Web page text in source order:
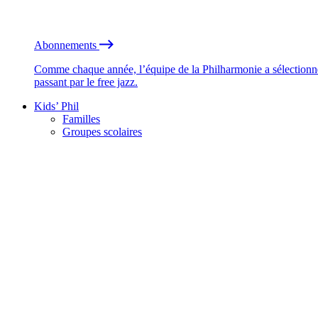
Abonnements
Comme chaque année, l’équipe de la Philharmonie a
passant par le free jazz.
Kids’ Phil
Familles
Groupes scolaires